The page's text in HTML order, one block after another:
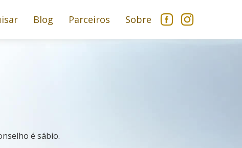
Blog Parceiros Sobre
é sábio.